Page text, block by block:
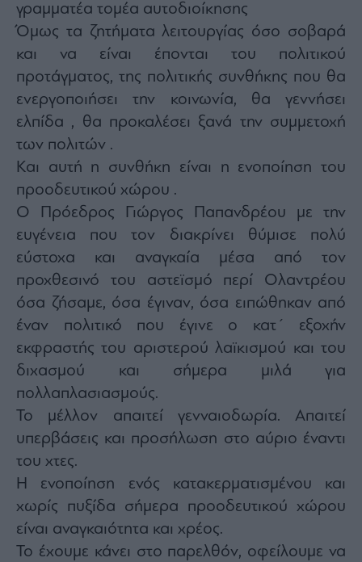
γραμματέα τομέα αυτοδιοίκησης
Όμως τα ζητήματα λειτουργίας όσο σοβαρά
και να είναι έπονται του πολιτικού
προτάγματος, της πολιτικής συνθήκης που θα
ενεργοποιήσει την κοινωνία, θα γεννήσει
ελπίδα , θα προκαλέσει ξανά την συμμετοχή
των πολιτών .
Και αυτή η συνθήκη είναι η ενοποίηση του
προοδευτικού χώρου .
Ο Πρόεδρος Γιώργος Παπανδρέου με την
ευγένεια που τον διακρίνει θύμισε πολύ
εύστοχα και αναγκαία μέσα από τον
προχθεσινό του αστεϊσμό περί Ολαντρέου
όσα ζήσαμε, όσα έγιναν, όσα ειπώθηκαν από
έναν πολιτικό που έγινε ο κατ´ εξοχήν
εκφραστής του αριστερού λαϊκισμού και του
διχασμού και σήμερα μιλά για
πολλαπλασιασμούς.
Το μέλλον απαιτεί γενναιοδωρία. Απαιτεί
υπερβάσεις και προσήλωση στο αύριο έναντι
του χτες.
Η ενοποίηση ενός κατακερματισμένου και
χωρίς πυξίδα σήμερα προοδευτικού χώρου
είναι αναγκαιότητα και χρέος.
Το έχουμε κάνει στο παρελθόν, οφείλουμε να